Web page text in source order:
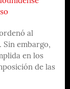
al
Sin embargo,
en los
de las